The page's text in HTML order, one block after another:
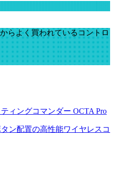
らよく買われているコントロ
ィングコマンダー OCTA Pro
ン配置の高性能ワイヤレスコ